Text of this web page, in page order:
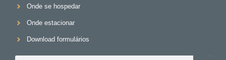
Onde se hospedar
Onde estacionar
Download formulários